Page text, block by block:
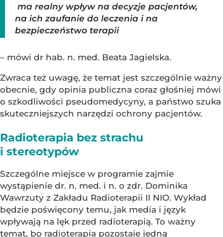
ma realny wpływ na decyzje pacjentów,
na ich zaufanie do leczenia i na
bezpieczeństwo terapii
– mówi dr hab. n. med. Beata Jagielska.
Zwraca też uwagę, że temat jest szczególnie ważny
obecnie, gdy opinia publiczna coraz głośniej mówi
o szkodliwości pseudomedycyny, a państwo szuka
skuteczniejszych narzędzi ochrony pacjentów.
Radioterapia bez strachu
i stereotypów
Szczególne miejsce w programie zajmie
wystąpienie dr. n. med. i n. o zdr. Dominika
Wawrzuty z Zakładu Radioterapii II NIO. Wykład
będzie poświęcony temu, jak media i język
wpływają na lęk przed radioterapią. To ważny
temat, bo radioterapia pozostaje jedną